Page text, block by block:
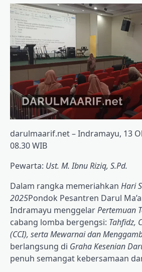
darulmaarif.net – Indramayu, 13
08.30 WIB
Pewarta: Ust. M. Ibnu Riziq, S.Pd.
Dalam rangka memeriahkan Hari
2025Pondok Pesantren Darul
Indramayu menggelarPertemuan
cabang lomba bergengsi: Tahfidz,
(CCI), serta Mewarnai dan
berlangsung di Graha Kesenian
penuh semangat kebersamaan